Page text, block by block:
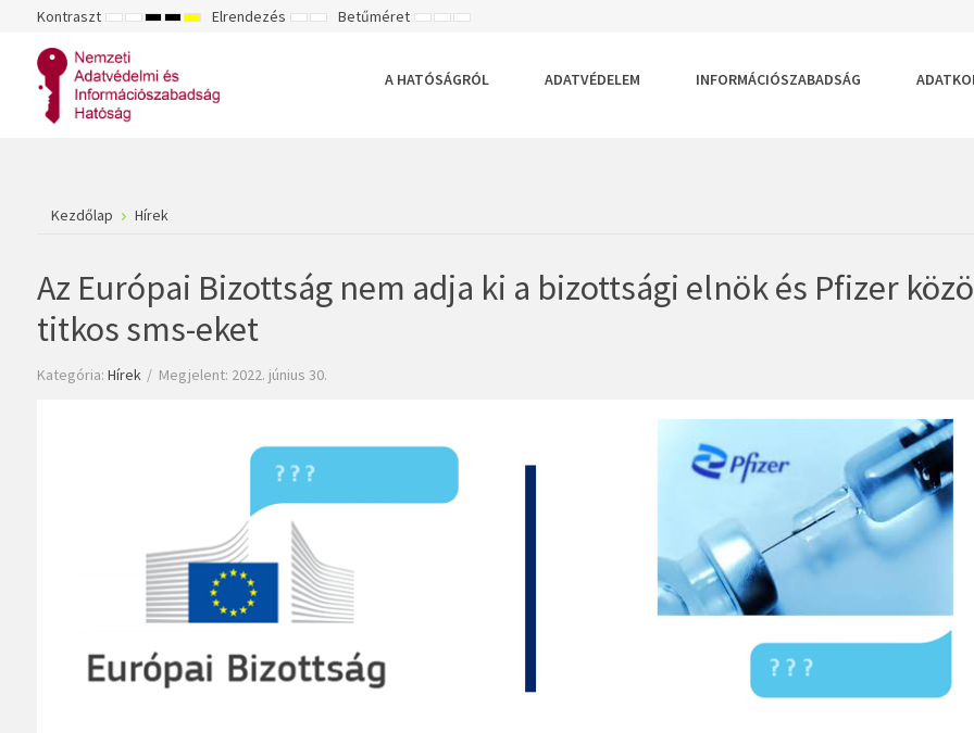
Kontraszt ALAPÉRTELMEZETT
ÉJSZAKAI
NAGY
FEHÉR
MÓD
NAGY
SÁRGA
MÓD
NAGY
MÓD
Elrendezés RÖGZÍTETT
SZÉLES
Betűméret KISEBB
ALAPÉRTELMEZETT
NAGYOBB
A HATÓSÁGRÓL
ADATVÉDELEM INFORMÁCIÓSZABADSÁG
Kezdőlap Hírek
Az Európai Bizottság nem adja ki a bizottsági elnök és Pfizer
titkos sms-eket
Kategória: Hírek Megjelent: 2022. június 30.